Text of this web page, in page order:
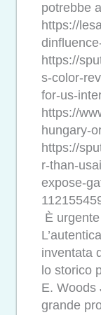
potrebbe
https://
https://
s-color-
for-us-
https://
hungary-
https://
r-than-
expose-
È
inventata
lo storico
E. Woods
grande